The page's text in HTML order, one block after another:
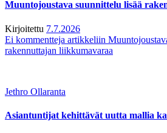
Muuntojoustava suunnittelu lisää
Kirjoitettu 7.7.2026
Ei kommentteja artikkeliin
rakennuttajan liikkumavaraa
Jethro Ollaranta
Asiantuntijat kehittävät uutta mallia